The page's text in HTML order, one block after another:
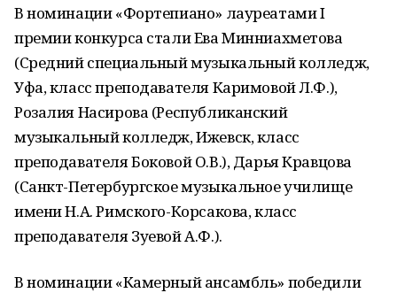
В номинации «Фортепиано» лауреатами I
премии конкурса стали Ева Минниахметова
(Средний специальный музыкальный колледж,
Уфа, класс преподавателя Каримовой Л.Ф.),
Розалия Насирова (Республиканский
музыкальный колледж, Ижевск, класс
преподавателя Боковой О.В.), Дарья Кравцова
(Санкт-Петербургское музыкальное училище
имени Н.А. Римского-Корсакова, класс
преподавателя Зуевой А.Ф.).
В номинации «Камерный ансамбль» победили